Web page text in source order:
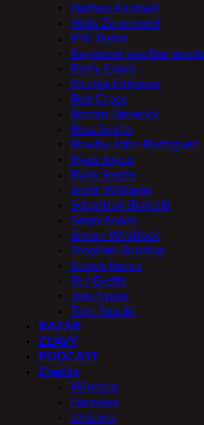
Nathan Aspinall
Niels Zonneveld
Phil Taylor
Raymond van Barneveld
Ricky Evans
Ritchie Edhouse
Rob Cross
Roman Benecký
Ross Smith
Rowby-John Rodriguez
Ryan Joyce
Ryan Searle
Scott Williams
Sebastian Bialecki
Seigo Asada
Simon Whitlock
Stephen Bunting
Stowe Buntz
Ted Evetts
Tom Sykes
Toru Suzuki
BAZÁR
ZĽAVY
PODCAST
Značky
Winmau
Harrows
Unicorn